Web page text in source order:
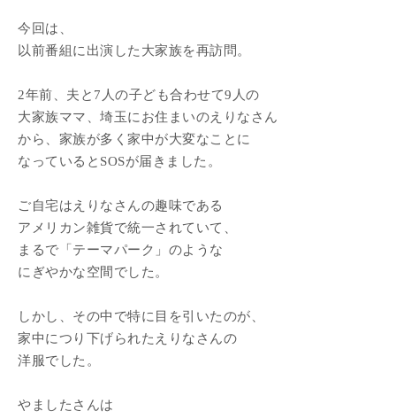
今回は、
以前番組に出演した大家族を再訪問。
2年前、夫と7人の子ども合わせて9人の
大家族ママ、埼玉にお住まいのえりなさん
から、家族が多く家中が大変なことに
なっているとSOSが届きました。
ご自宅はえりなさんの趣味である
アメリカン雑貨で統一されていて、
まるで「テーマパーク」のような
にぎやかな空間でした。
しかし、その中で特に目を引いたのが、
家中につり下げられたえりなさんの
洋服でした。
やましたさんは